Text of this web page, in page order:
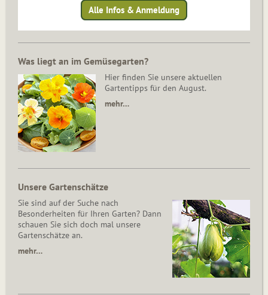
Alle Infos & Anmeldung
Was liegt an im Gemüsegarten?
Hier finden Sie unsere aktuellen
Gartentipps für den August.
mehr…
Unsere Gartenschätze
Sie sind auf der Suche nach
Besonderheiten für Ihren Garten? Dann
schauen Sie sich doch mal unsere
Gartenschätze an.
mehr…